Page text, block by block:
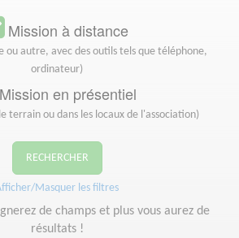
Mission à distance
ou autre, avec des outils tels que téléphone,
ordinateur)
Mission en présentiel
terrain ou dans les locaux de l'association)
RECHERCHER
Masquer les filtres
de champs et plus vous aurez de
résultats !